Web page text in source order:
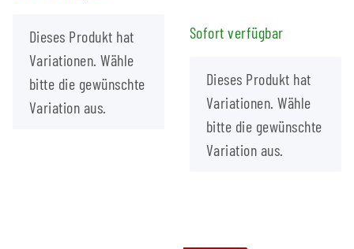
x
Dieses Produkt hat
Variationen. Wähle
bitte die gewünschte
Variation aus.
Sofort verfügbar
x
Dieses Produkt hat
Variationen. Wähle
bitte die gewünschte
Variation aus.